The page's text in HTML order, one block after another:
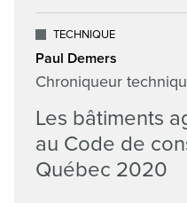
TECHNIQUE
Paul Demers
Chroniqueur
Les bâtiments
au Code de
Québec 2020